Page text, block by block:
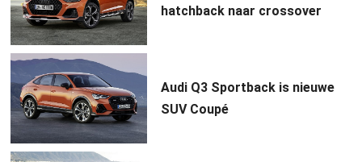
hatchback naar crossover
Audi Q3 Sportback is nieuwe
SUV Coupé